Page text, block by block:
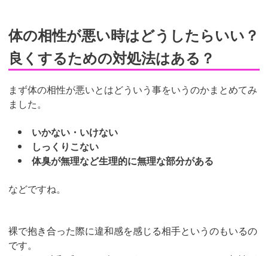
体の相性が悪い時はどうしたらいい？
良くするための対処法はある？
まず体の相性が悪いとはどういう事をいうのかまとめてみ
ました。
いかない・いけない
しっくりこない
体臭が無理など生理的に無理な部分がある
などですね。
裸で抱き合った際に違和感を感じる相手というのもいるの
です。